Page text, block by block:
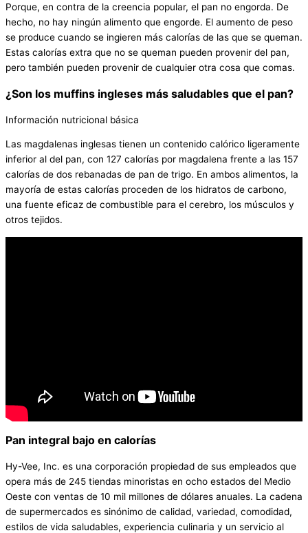
Porque, en contra de la creencia popular, el pan no engorda. De
hecho, no hay ningún alimento que engorde. El aumento de peso
se produce cuando se ingieren más calorías de las que se queman.
Estas calorías extra que no se queman pueden provenir del pan,
pero también pueden provenir de cualquier otra cosa que comas.
¿Son los muffins ingleses más saludables que el pan?
Información nutricional básica
Las magdalenas inglesas tienen un contenido calórico ligeramente
inferior al del pan, con 127 calorías por magdalena frente a las 157
calorías de dos rebanadas de pan de trigo. En ambos alimentos, la
mayoría de estas calorías proceden de los hidratos de carbono,
una fuente eficaz de combustible para el cerebro, los músculos y
otros tejidos.
Pan integral bajo en calorías
Hy-Vee, Inc. es una corporación propiedad de sus empleados que
opera más de 245 tiendas minoristas en ocho estados del Medio
Oeste con ventas de 10 mil millones de dólares anuales. La cadena
de supermercados es sinónimo de calidad, variedad, comodidad,
estilos de vida saludables, experiencia culinaria y un servicio al